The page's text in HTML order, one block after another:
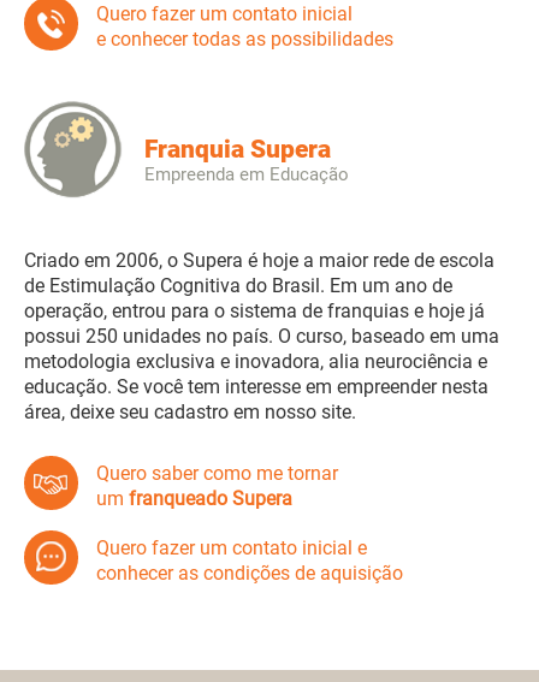
Quero fazer um contato inicial
e conhecer todas as possibilidades
Franquia Supera
Empreenda em Educação
Criado em 2006, o Supera é hoje a maior rede de escola
de Estimulação Cognitiva do Brasil. Em um ano de
operação, entrou para o sistema de franquias e hoje já
possui 250 unidades no país. O curso, baseado em uma
metodologia exclusiva e inovadora, alia neurociência e
educação. Se você tem interesse em empreender nesta
área, deixe seu cadastro em nosso site.
Quero saber como me tornar
um franqueado Supera
Quero fazer um contato inicial e
conhecer as condições de aquisição